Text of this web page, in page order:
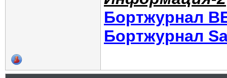
Бортжурнал
Бортжурнал